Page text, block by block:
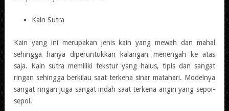
Kain Sutra
Kain yang ini merupakan jenis kain yang mewah dan mahal
sehingga hanya diperuntukkan kalangan menengah ke atas
saja. Kain sutra memiliki tekstur yang halus, tipis dan sangat
ringan sehingga berkilau saat terkena sinar matahari. Modelnya
sangat ringan juga sangat indah saat terkena angin yang sepoi-
sepoi.